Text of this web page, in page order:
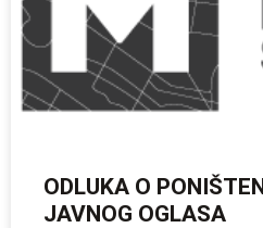
ODLUKA O
JAVNOG OGLASA